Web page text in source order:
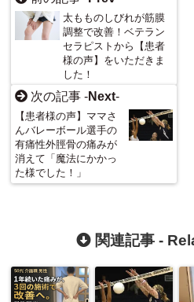
太もものしびれが筋膜
調整で改善！ベテラン
セラピストから【患者
様の声】をいただきま
した！
次の記事 -Next-
【患者様の声】ママさ
んバレーボール選手の
有痛性外脛骨の痛みが
消えて「魔法にかかっ
た様でした！」
関連記事 -